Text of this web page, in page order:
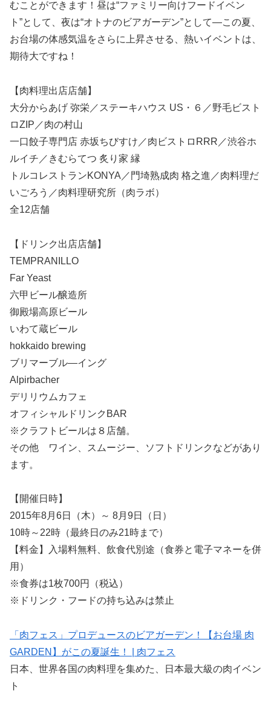
むことができます！昼は“ファミリー向けフードイベン
ト”として、夜は“オトナのビアガーデン”として―この夏、
お台場の体感気温をさらに上昇させる、熱いイベントは、
期待大ですね！
【肉料理出店店舗】
大分からあげ 弥栄／ステーキハウス US・６／野毛ビスト
ロZIP／肉の村山
一口餃子専門店 赤坂ちびすけ／肉ビストロRRR／渋谷ホ
ルイチ／きむらてつ 炙り家 縁
トルコレストランKONYA／門埼熟成肉 格之進／肉料理だ
いごろう／肉料理研究所（肉ラボ）
全12店舗
【ドリンク出店店舗】
TEMPRANILLO
Far Yeast
六甲ビール醸造所
御殿場高原ビール
いわて蔵ビール
hokkaido brewing
ブリマーブル―イング
Alpirbacher
デリリウムカフェ
オフィシャルドリンクBAR
※クラフトビールは８店舗。
その他 ワイン、スムージー、ソフトドリンクなどがあり
ます。
【開催日時】
2015年8月6日（木）～ 8月9日（日）
10時～22時（最終日のみ21時まで）
【料金】入場料無料、飲食代別途（食券と電子マネーを併
用）
※食券は1枚700円（税込）
※ドリンク・フードの持ち込みは禁止
「肉フェス」プロデュースのビアガーデン！【お台場 肉
GARDEN】がこの夏誕生！ | 肉フェス
日本、世界各国の肉料理を集めた、日本最大級の肉イベン
ト